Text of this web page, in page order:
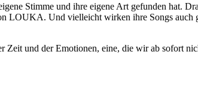
Stimme und ihre eigene Art gefunden hat.
LOUKA. Und vielleicht wirken ihre Songs auch
und der Emotionen, eine, die wir ab sofort